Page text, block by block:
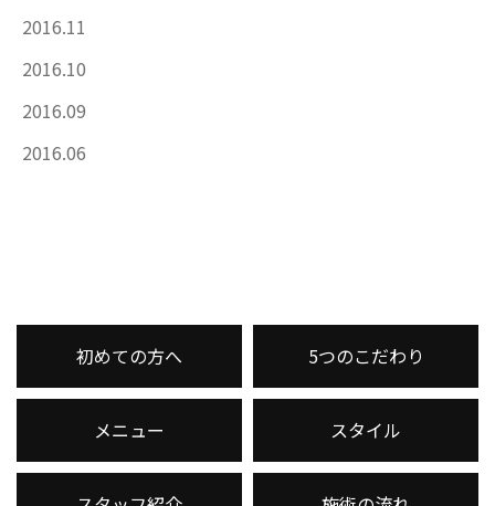
2016.11
2016.10
2016.09
2016.06
初めての方へ 5つのこだわり
メニュー スタイル